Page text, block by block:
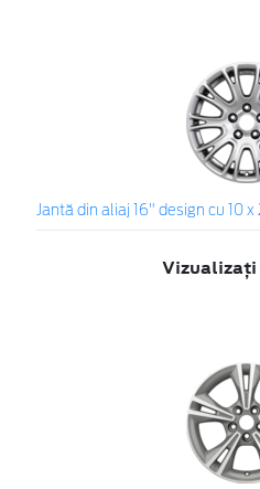
Jantă din aliaj 16" design cu 10 x